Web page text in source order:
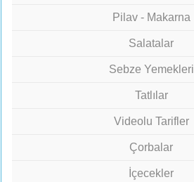
Pilav - Makarna
Salatalar
Sebze Yemekleri
Tatlılar
Videolu Tarifler
Çorbalar
İçecekler